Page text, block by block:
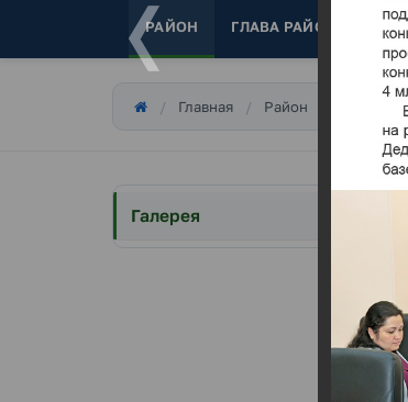
РАЙОН ГЛАВА РАЙОНА
Главная Район
Галерея